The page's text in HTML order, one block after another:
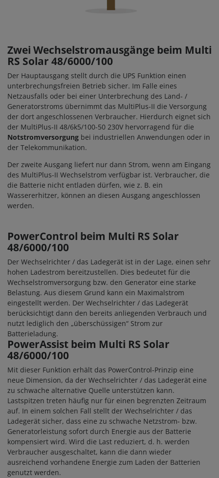
Zwei Wechselstromausgänge beim Multi
RS Solar 48/6000/100
Der Hauptausgang stellt durch die UPS Funktion einen
unterbrechungsfreien Betrieb sicher. Im Falle eines
Netzausfalls oder bei einer Unterbrechung des Land- /
Generatorstroms übernimmt das MultiPlus-II die Versorgung
der dort angeschlossenen Verbraucher. Hierdurch eignet sich
der MultiPlus-II 48/6k5/100-50 230V hervorragend für die
Notstromversorgung bei industriellen Anwendungen oder in
der Telekommunikation.
Der zweite Ausgang liefert nur dann Strom, wenn am Eingang
des MultiPlus-II Wechselstrom verfügbar ist. Verbraucher, die
die Batterie nicht entladen dürfen, wie z. B. ein
Wassererhitzer, können an diesen Ausgang angeschlossen
werden.
PowerControl beim Multi RS Solar
48/6000/100
Der Wechselrichter / das Ladegerät ist in der Lage, einen sehr
hohen Ladestrom bereitzustellen. Dies bedeutet für die
Wechselstromversorgung bzw. den Generator eine starke
Belastung. Aus diesem Grund kann ein Maximalstrom
eingestellt werden. Der Wechselrichter / das Ladegerät
berücksichtigt dann den bereits anliegenden Verbrauch und
nutzt lediglich den „überschüssigen“ Strom zur
Batterieladung.
PowerAssist beim Multi RS Solar
48/6000/100
Mit dieser Funktion erhält das PowerControl-Prinzip eine
neue Dimension, da der Wechselrichter / das Ladegerät eine
zu schwache alternative Quelle unterstützen kann.
Lastspitzen treten häufig nur für einen begrenzten Zeitraum
auf. In einem solchen Fall stellt der Wechselrichter / das
Ladegerät sicher, dass eine zu schwache Netzstrom- bzw.
Generatorleistung sofort durch Energie aus der Batterie
kompensiert wird. Wird die Last reduziert, d. h. werden
Verbraucher ausgeschaltet, kann die dann wieder
ausreichend vorhandene Energie zum Laden der Batterien
genutzt werden.